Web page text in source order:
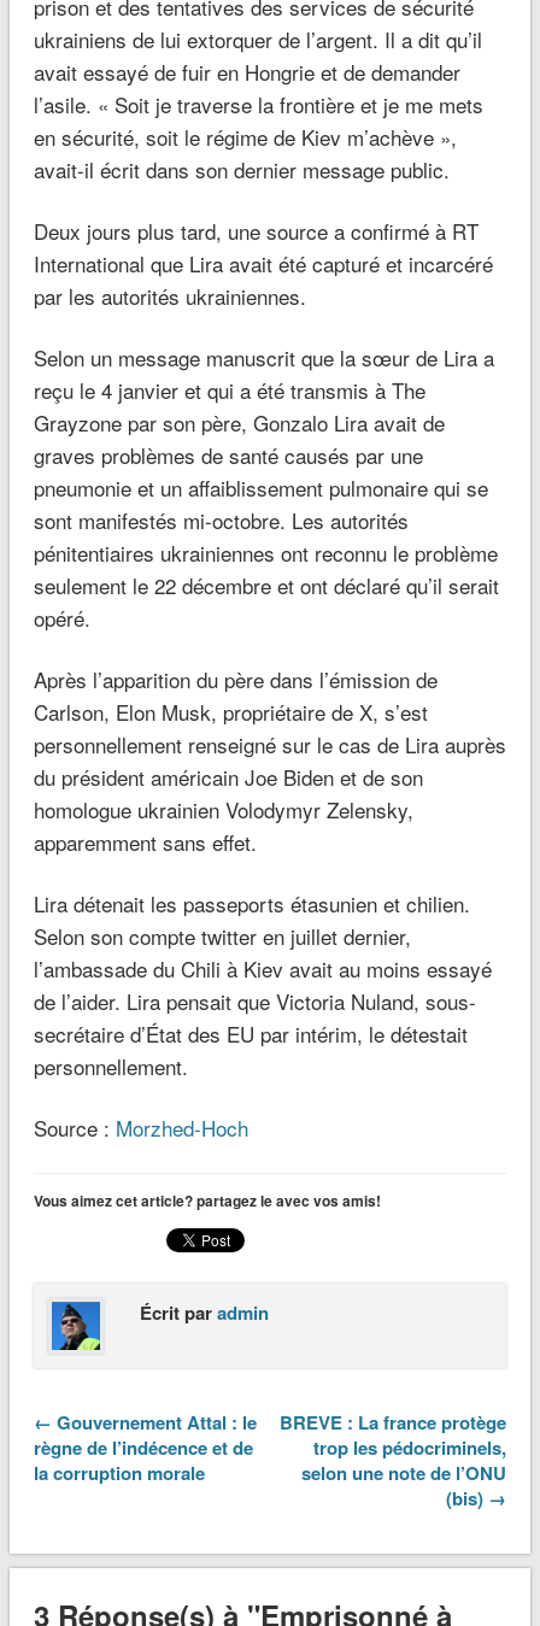
prison et des tentatives des services de sécurité
ukrainiens de lui extorquer de l’argent. Il a dit qu’il
avait essayé de fuir en Hongrie et de demander
l’asile. « Soit je traverse la frontière et je me mets
en sécurité, soit le régime de Kiev m’achève »,
avait-il écrit dans son dernier message public.
Deux jours plus tard, une source a confirmé à RT
International que Lira avait été capturé et incarcéré
par les autorités ukrainiennes.
Selon un message manuscrit que la sœur de Lira a
reçu le 4 janvier et qui a été transmis à The
Grayzone par son père, Gonzalo Lira avait de
graves problèmes de santé causés par une
pneumonie et un affaiblissement pulmonaire qui se
sont manifestés mi-octobre. Les autorités
pénitentiaires ukrainiennes ont reconnu le problème
seulement le 22 décembre et ont déclaré qu’il serait
opéré.
Après l’apparition du père dans l’émission de
Carlson, Elon Musk, propriétaire de X, s’est
personnellement renseigné sur le cas de Lira auprès
du président américain Joe Biden et de son
homologue ukrainien Volodymyr Zelensky,
apparemment sans effet.
Lira détenait les passeports étasunien et chilien.
Selon son compte twitter en juillet dernier,
l’ambassade du Chili à Kiev avait au moins essayé
de l’aider. Lira pensait que Victoria Nuland, sous-
secrétaire d’État des EU par intérim, le détestait
personnellement.
Source : Morzhed-Hoch
Vous aimez cet article? partagez le avec vos amis!
Écrit paradmin
← Gouvernement Attal : le
règne de l’indécence et de
la corruption morale
BREVE : La france protège
trop les pédocriminels,
selon une note de l’ONU
(bis) →
3 Réponse(s) à "Emprisonné à